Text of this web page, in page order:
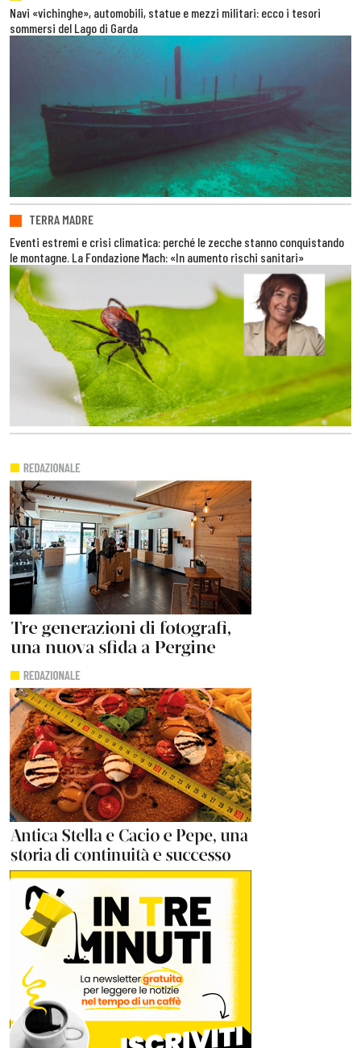
Navi «vichinghe», automobili, statue e mezzi militari: ecco i tesori
sommersi del Lago di Garda
TERRA MADRE
Eventi estremi e crisi climatica: perché le zecche stanno conquistando
le montagne. La Fondazione Mach: «In aumento rischi sanitari»